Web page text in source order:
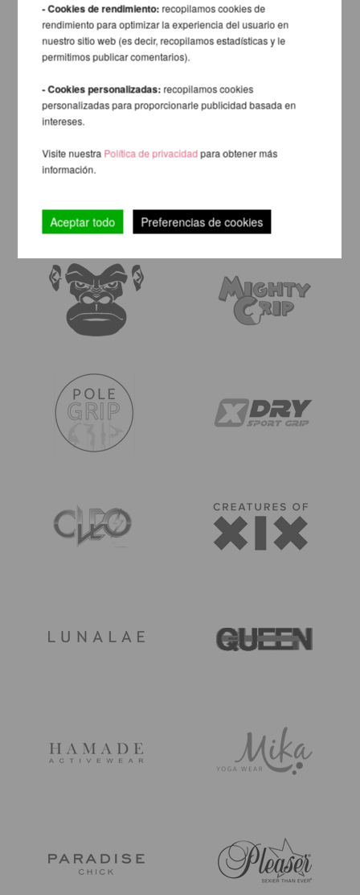
- Cookies de rendimiento: recopilamos cookies de
rendimiento para optimizar la experiencia del usuario en
nuestro sitio web (es decir, recopilamos estadísticas y le
permitimos publicar comentarios).
- Cookies personalizadas: recopilamos cookies
personalizadas para proporcionarle publicidad basada en
intereses.
Visite nuestra Política de privacidadpara obtener más
información.
Aceptar todo Preferencias de cookies